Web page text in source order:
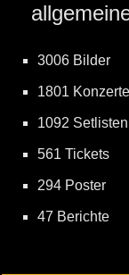
3006 Bilder
1801 Konzerte
1092 Setlisten
561 Tickets
294 Poster
47 Berichte